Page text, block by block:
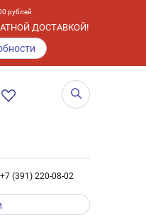
рублей
ДОСТАВКОЙ!
+7 (391) 220-08-02